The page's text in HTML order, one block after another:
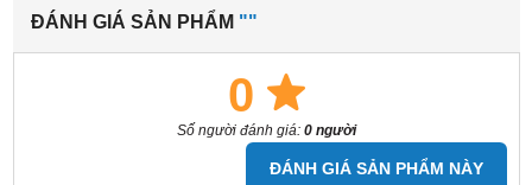
ĐÁNH GIÁ SẢN PHẨM ""
0
Số người đánh giá: 0 người
ĐÁNH GIÁ SẢN PHẨM NÀY